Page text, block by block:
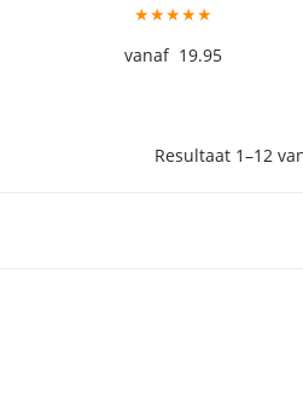
★★★★★
19.95
Resultaat 1–12